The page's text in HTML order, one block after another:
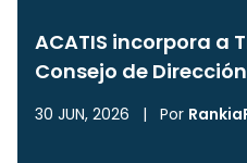
ACATIS incorpora a
Consejo de Dirección
30 JUN, 2026 | Por